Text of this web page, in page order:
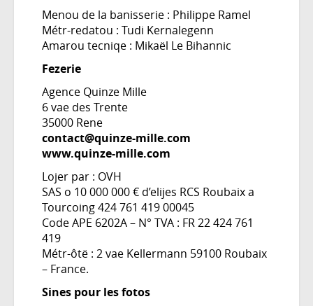
Menou de la banisserie : Philippe Ramel
Métr-redatou : Tudi Kernalegenn
Amarou tecniqe : Mikaël Le Bihannic
Fezerie
Agence Quinze Mille
6 vae des Trente
35000 Rene
contact@quinze-mille.com
www.quinze-mille.com
Lojer par : OVH
SAS o 10 000 000 € d’elijes RCS Roubaix a
Tourcoing 424 761 419 00045
Code APE 6202A – N° TVA : FR 22 424 761
419
Métr-ôtë : 2 vae Kellermann 59100 Roubaix
– France.
Sines pour les fotos